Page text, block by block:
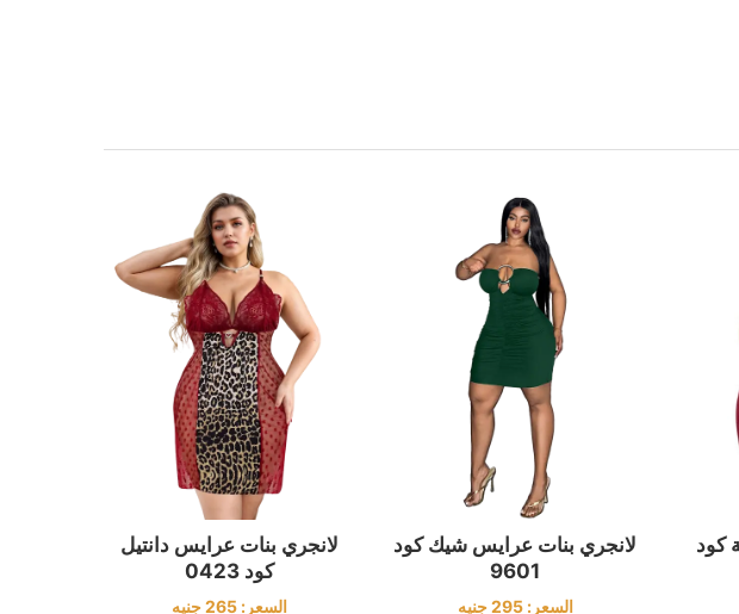
كود
لانجري بنات عرايس شيك كود
9601
السعر:295 جنيه
لانجري بنات عرايس دانتيل
كود 0423
السعر:265 جنيه